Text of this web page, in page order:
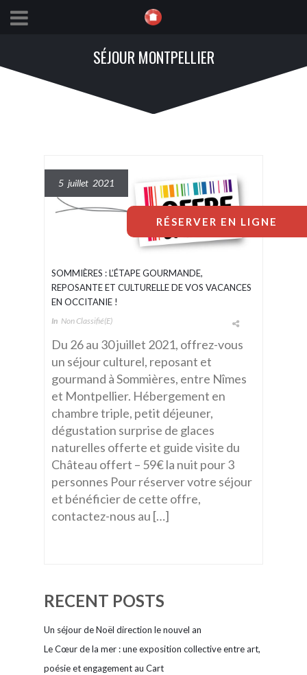
SÉJOUR MONTPELLIER
5 juillet 2021
SOMMIÈRES : L’ÉTAPE GOURMANDE,
REPOSANTE ET CULTURELLE DE VOS VACANCES
EN OCCITANIE !
In Non Classifié(e)
Du 26 au 30 juillet 2021, offrez-vous
un séjour culturel, reposant et
gourmand à Sommières, entre Nîmes
et Montpellier. Hébergement en
chambre triple, petit déjeuner,
dégustation surprise de glaces
naturelles offerte et guide visite du
Château offert – 59€ la nuit pour 3
personnes Pour réserver votre séjour
et bénéficier de cette offre,
contactez-nous au […]
RECENT POSTS
Un séjour de Noël direction le nouvel an
Le Cœur de la mer : une exposition collective entre art,
poésie et engagement au Cart
RÉSERVER EN LIGNE